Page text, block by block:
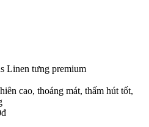
Linen tưng premium
cao, thoáng mát, thấm hút tốt,